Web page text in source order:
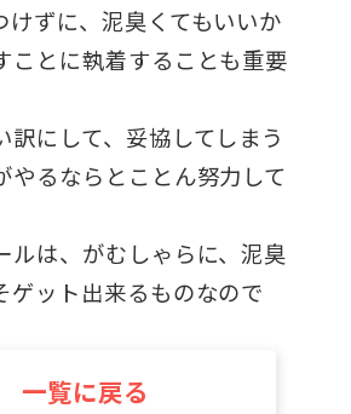
けずに、泥臭くてもいいか
ことに執着することも重要
訳にして、妥協してしまう
やるならとことん努力して
ルは、がむしゃらに、泥臭
ゲット出来るものなので
一覧に戻る